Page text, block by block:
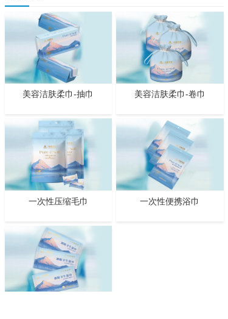
美容洁肤柔巾-抽巾 美容洁肤柔巾-卷巾
一次性压缩毛巾 一次性便携浴巾